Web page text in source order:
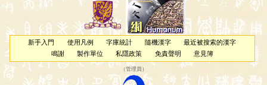
新手入門 使用凡例 字庫統計 隨機漢字
最近被搜索的漢字
鳴謝
製作單位 私隱政策 免責聲明 意見簿
（管理員 ）